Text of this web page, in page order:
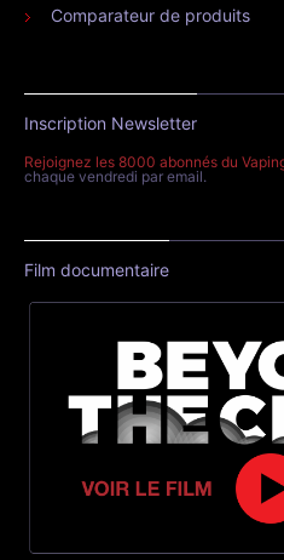
Comparateur de produits
Inscription Newsletter
Rejoignez les 8000 abonnés du
chaque vendredi par email.
Film documentaire